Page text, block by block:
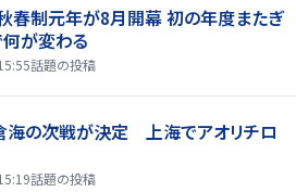
秋春制元年が8月開幕 初の年度またぎ
が変わる
話題の投稿
倉海の次戦が決定 上海でアオリチロ
話題の投稿